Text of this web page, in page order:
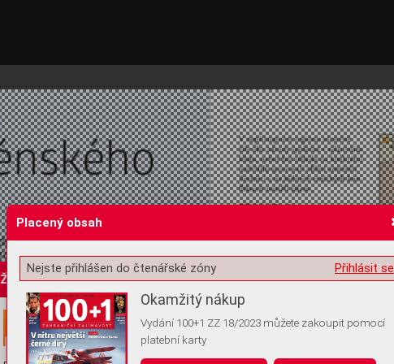
Žádost o souhlas s ukládáním volitelných informací
Placený obsah
Přihlásit se
Nejste přihlášen do čtenářské zóny
Okamžitý nákup
Vydání 100+1 ZZ 18/2023 můžete zakoupit pomocí
platební karty